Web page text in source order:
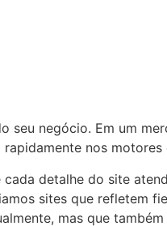
seu negócio. Em um
nos motores
cada detalhe do site
sites que refletem
mas que